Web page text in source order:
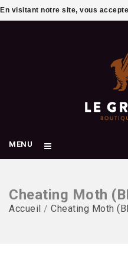
MENU
Cheating Moth
Accueil / Cheating Moth
En visitant notre site, vous